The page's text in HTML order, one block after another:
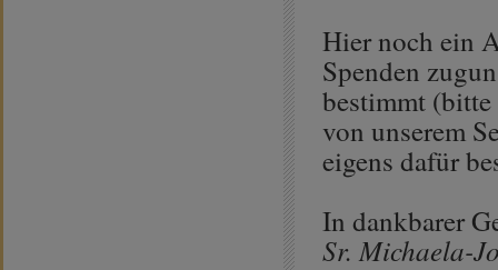
Hier noch ein
Spenden
bestimmt
von unserem
eigens dafür
In dankbarer
Sr. Michaela-